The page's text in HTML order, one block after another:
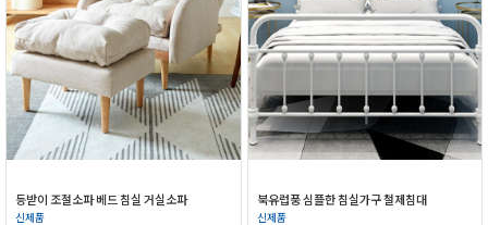
등받이 조절소파 베드 침실 거실소파
신제품
북유럽풍 심플한 침실가구 철제침대
신제품